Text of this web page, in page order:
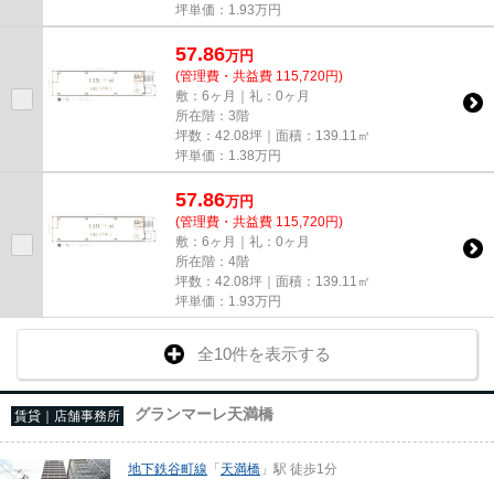
坪単価： 1.93万円
57.86万円
(管理費・共益費 115,720円)
敷：6ヶ月｜礼：0ヶ月
所在階：3階
坪数：42.08坪｜面積：139.11㎡
坪単価： 1.38万円
57.86万円
(管理費・共益費 115,720円)
敷：6ヶ月｜礼：0ヶ月
所在階：4階
坪数：42.08坪｜面積：139.11㎡
坪単価： 1.93万円
全10件を表示する
賃貸｜店舗事務所 グランマーレ天満橋
地下鉄谷町線 「天満橋 」駅 徒歩1分